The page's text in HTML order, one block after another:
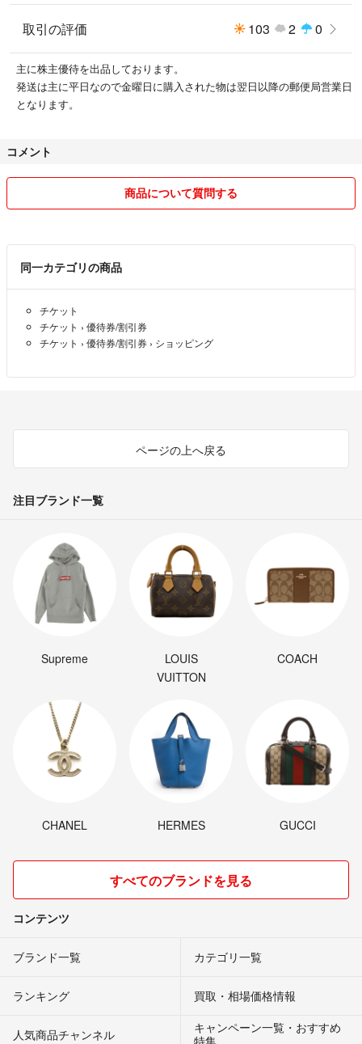
取引の評価 103 2 0
主に株主優待を出品しております。
発送は主に平日なので金曜日に購入された物は翌日以降の郵便局営業日
となります。
コメント
商品について質問する
同一カテゴリの商品
チケット
チケット › 優待券/割引券
チケット › 優待券/割引券 › ショッピング
ページの上へ戻る
注目ブランド一覧
Supreme
LOUIS
VUITTON
COACH
CHANEL HERMES GUCCI
すべてのブランドを見る
コンテンツ
ブランド一覧 カテゴリ一覧
ランキング 買取・相場価格情報
人気商品チャンネル
キャンペーン一覧・おすすめ
特集